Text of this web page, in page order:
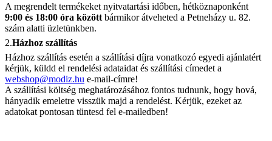
A megrendelt termékeket nyitvatartási időben, hétköznaponként
9:00 és 18:00 óra között bármikor átveheted a Petneházy u. 82.
szám alatti üzletünkben.
2.Házhoz szállítás
Házhoz szállítás esetén a szállítási díjra vonatkozó egyedi ajánlatért
kérjük, küldd el rendelési adataidat és szállítási címedet a
webshop@modiz.hu e-mail-címre!
A szállítási költség meghatározásához fontos tudnunk, hogy hová,
hányadik emeletre visszük majd a rendelést. Kérjük, ezeket az
adatokat pontosan tüntesd fel e-mailedben!